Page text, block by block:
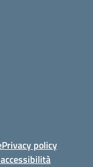
Privacy policy